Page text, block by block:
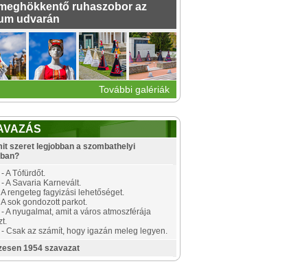
ruhaszobor az
udvarán
További galériák
szeret legjobban a szombathelyi
- A Tófürdőt.
- A Savaria Karnevált.
A rengeteg fagyizási lehetőséget.
A sok gondozott parkot.
- A nyugalmat, amit a város atmoszférája
- Csak az számít, hogy igazán meleg legyen.
1954 szavazat